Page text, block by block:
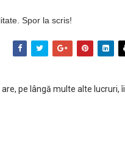
Spor la scris!
pe lângă multe alte lucruri, îi